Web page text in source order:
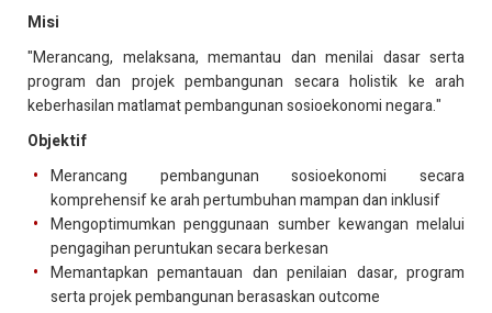
Misi
"Merancang, melaksana, memantau dan menilai dasar serta
program dan projek pembangunan secara holistik ke arah
keberhasilan matlamat pembangunan sosioekonomi negara."
Objektif
Merancang pembangunan sosioekonomi secara
komprehensif ke arah pertumbuhan mampan dan inklusif
Mengoptimumkan penggunaan sumber kewangan melalui
pengagihan peruntukan secara berkesan
Memantapkan pemantauan dan penilaian dasar, program
serta projek pembangunan berasaskan outcome